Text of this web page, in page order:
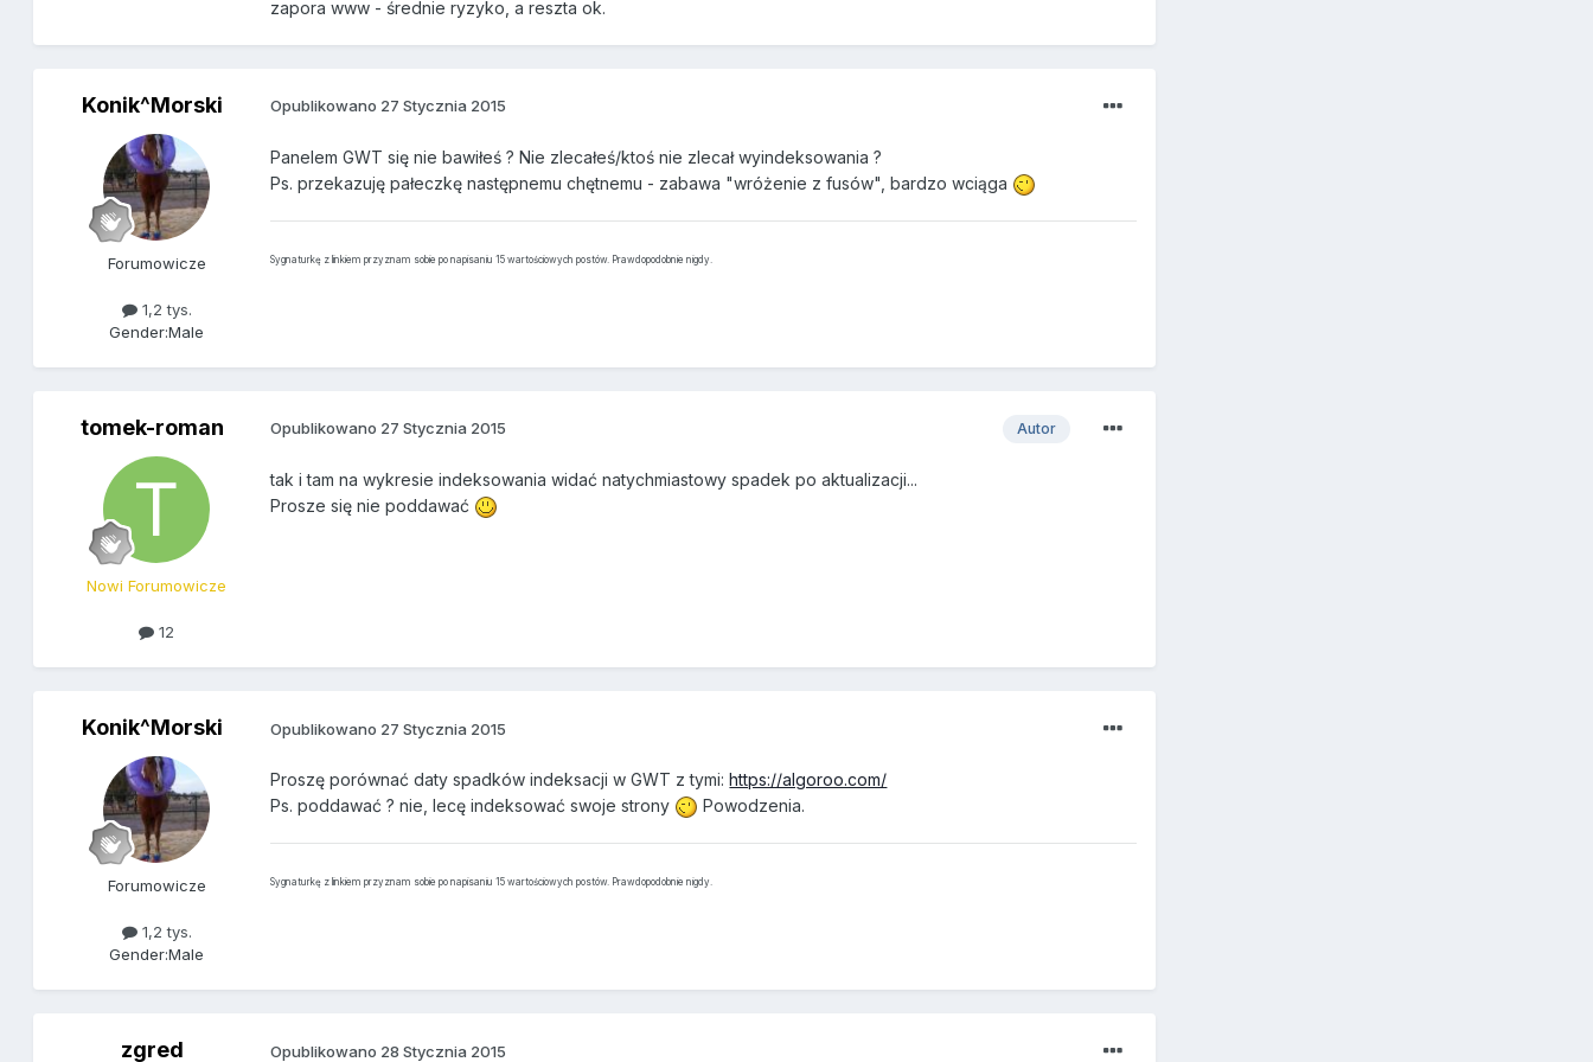
zapora www - średnie ryzyko, a reszta ok.
Konik^Morski
Forumowicze
1,2 tys.
Gender:Male
Opublikowano 27 Stycznia 2015
Panelem GWT się nie bawiłeś ? Nie zlecałeś/ktoś nie zlecał wyindeksowania ?
Ps. przekazuję pałeczkę następnemu chętnemu - zabawa "wróżenie z fusów", bardzo wciąga
Sygnaturkę z linkiem przyznam sobie po napisaniu 15 wartościowych postów. Prawdopodobnie nigdy.
tomek-roman
Nowi Forumowicze
12
Autor
Opublikowano 27 Stycznia 2015
tak i tam na wykresie indeksowania widać natychmiastowy spadek po aktualizacji...
Prosze się nie poddawać
Konik^Morski
Forumowicze
1,2 tys.
Gender:Male
Opublikowano 27 Stycznia 2015
Proszę porównać daty spadków indeksacji w GWT z tymi:https://algoroo.com/
Ps. poddawać ? nie, lecę indeksować swoje strony
Powodzenia.
Sygnaturkę z linkiem przyznam sobie po napisaniu 15 wartościowych postów. Prawdopodobnie nigdy.
zgred Opublikowano 28 Stycznia 2015